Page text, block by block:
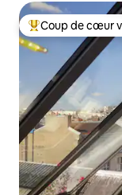
Coup de cœur
Coup de cœur